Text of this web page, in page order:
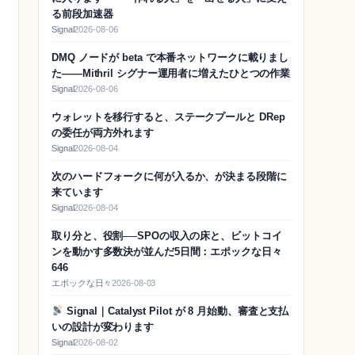
る前段加速器
Signal2026-08-06
DMQ ノードが beta で本番ネットワークに載りまし
た——Mithril シグナー運用者に増えたひとつの作業
Signal2026-08-06
ウォレットを移行すると、ステークプールと DRep
の委任が両方外れます
Signal2026-08-04
次のハードフォークに何が入るか、が決まる段階に
来ています
Signal2026-08-04
取り分と、役割──SPOの収入の床と、ビットコイ
ンを動かす多数決が並んだ5日間：エポックな日々
646
エポックな日々2026-08-03
Signal｜Catalyst Pilot が 8 月始動、審査と支払
いの設計が変わります
Signal2026-08-02